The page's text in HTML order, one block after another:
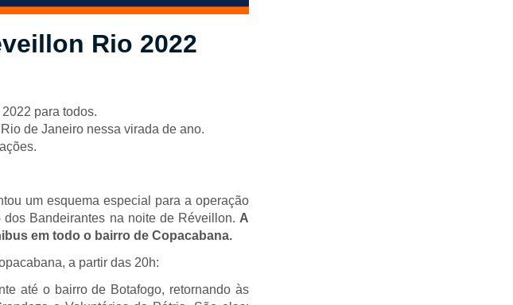
Rio 2022
para todos.
de Janeiro nessa virada de ano.
um esquema especial para a operação
Bandeirantes na noite de Réveillon. A
em todo o bairro de Copacabana.
a partir das 20h:
até o bairro de Botafogo, retornando às